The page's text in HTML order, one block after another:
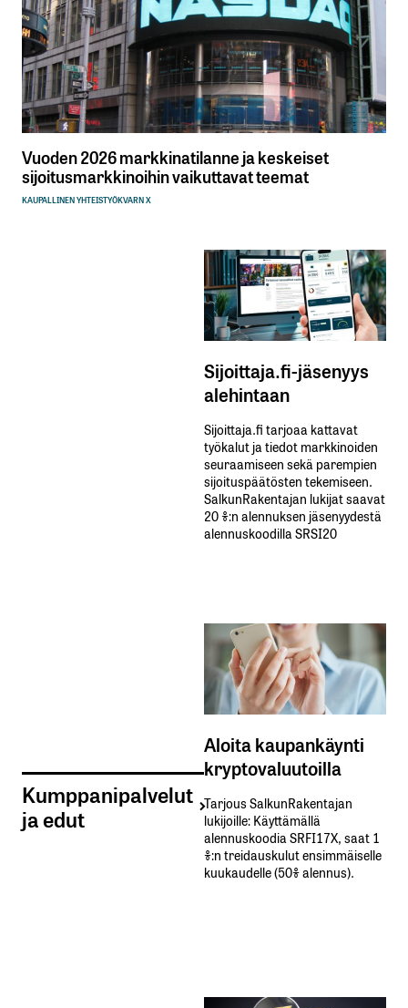
Vuoden 2026 markkinatilanne ja keskeiset
sijoitusmarkkinoihin vaikuttavat teemat
KAUPALLINEN YHTEISTYÖKVARN X
Kumppanipalvelut
ja edut
Sijoittaja.fi-jäsenyys
alehintaan
Sijoittaja.fi tarjoaa kattavat
työkalut ja tiedot markkinoiden
seuraamiseen sekä parempien
sijoituspäätösten tekemiseen.
SalkunRakentajan lukijat saavat
20 %:n alennuksen jäsenyydestä
alennuskoodilla SRSI20
Aloita kaupankäynti
kryptovaluutoilla
Tarjous SalkunRakentajan
lukijoille: Käyttämällä​ ​
alennuskoodia​ ​SRFI17X,​ ​saat​ ​1
%:n treidauskulut​ ​ensimmäiselle​ ​
kuukaudelle​ ​(50%​ ​alennus).